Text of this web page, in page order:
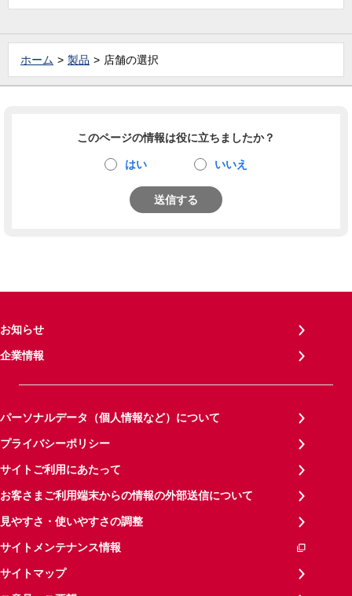
ホーム 製品 店舗の選択
このページの情報は役に立ちましたか？
はい いいえ
送信する
お知らせ
企業情報
パーソナルデータ（個人情報など）について
プライバシーポリシー
サイトご利用にあたって
お客さまご利用端末からの情報の外部送信について
見やすさ・使いやすさの調整
サイトメンテナンス情報
サイトマップ